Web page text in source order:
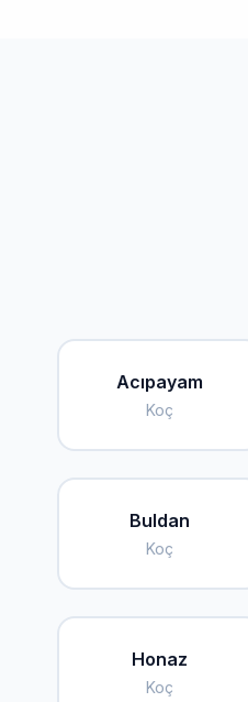
Acıpayam
Koç
Buldan
Koç
Honaz
Koç